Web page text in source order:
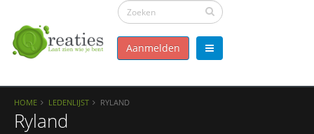
Aanmelden
HOME LEDENLIJST RYLAND
Ryland